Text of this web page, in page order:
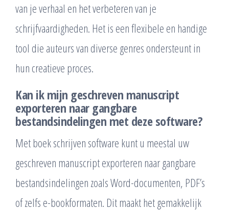
van je verhaal en het verbeteren van je
schrijfvaardigheden. Het is een flexibele en handige
tool die auteurs van diverse genres ondersteunt in
hun creatieve proces.
Kan ik mijn geschreven manuscript
exporteren naar gangbare
bestandsindelingen met deze software?
Met boek schrijven software kunt u meestal uw
geschreven manuscript exporteren naar gangbare
bestandsindelingen zoals Word-documenten, PDF’s
of zelfs e-bookformaten. Dit maakt het gemakkelijk